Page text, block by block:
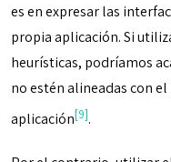
es en expresar las
propia aplicación. Si
heurísticas, podríamos
no estén alineadas con
aplicación[9].